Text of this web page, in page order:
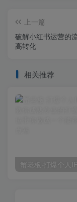
上一篇
破解小红书运营的
高转化
相关推荐